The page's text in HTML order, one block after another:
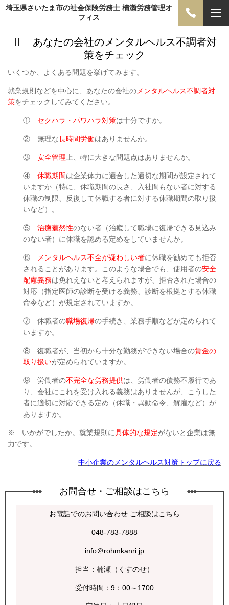
埼玉県さいたま市の社会保険労務士 楠瀬労務管理オ
フィス
Ⅱ あなたの会社のメンタルヘルス不調者対
策をチェック
いくつか、よくある問題を挙げてみます。
就業規則などを中心に、あなたの会社の メンタルヘルス不調者対
策をチェックしてみてください。
① セクハラ・パワハラ対策は十分ですか。
② 無理な長時間労働はありませんか。
③ 安全管理 上、特に大きな問題点はありませんか。
④ 休職期間は企業体力に適合した適切な期間が設定されて
いますか（特に、休職期間の長さ、入社間もない者に対する
休職の制限、反復して休職する者に対する休職期間の取り扱
いなど）。
⑤ 治癒蓋然性のない者（治癒して職場に復帰できる見込み
のない者）に休職を認める定めをしていませんか。
⑥ メンタルヘルス不全が疑わしい者に休職を勧めても拒否
されることがあります。このような場合でも、使用者の安全
配慮義務は免れえないと考えられますが、拒否された場合の
対応（指定医師の診断を受ける義務、診断を根拠とする休職
命令など）が規定されていますか。
⑦ 休職者の職場復帰の手続き、業務手順などが定められて
いますか。
⑧ 復職者が、当初から十分な勤務ができない場合の賃金の
取り扱いが定められていますか。
⑨ 労働者の不完全な労務提供は、労働者の債務不履行であ
り、会社にこれを受け入れる義務はありませんが、こうした
者に適切に対応できる定め（休職・異動命令、解雇など）が
ありますか。
※ いかがでしたか。就業規則に具体的な規定がないと企業は無
力です。
中小企業のメンタルヘルス対策トップに戻る
お問合せ・ご相談はこちら
お電話でのお問い合わせ.ご相談はこちら
048-783-7888
info＠rohmkanri.jp
担当：楠瀬（くすのせ）
受付時間：9：00～1700